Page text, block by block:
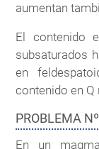
aumentan
El contenido
subsaturados
en
contenido en Q
PROBLEMA
En un